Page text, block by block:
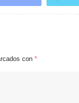
con *